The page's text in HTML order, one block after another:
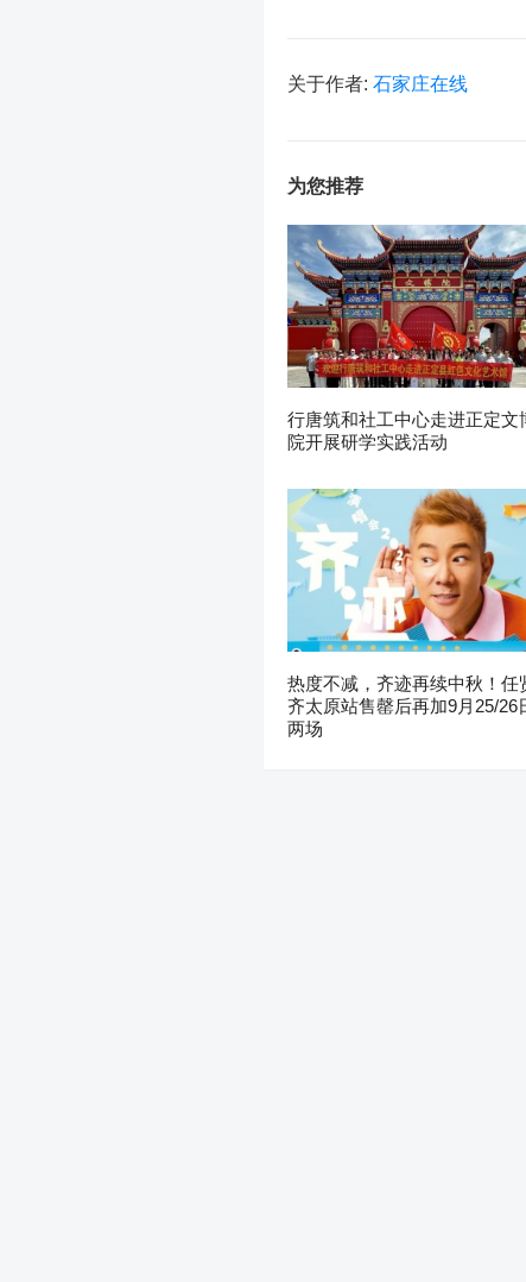
关于作者: 石家庄在线
为您推荐
行唐筑和社工中心走进正定文
院开展研学实践活动
热度不减，齐迹再续中秋！任
齐太原站售罄后再加9月25/26
两场